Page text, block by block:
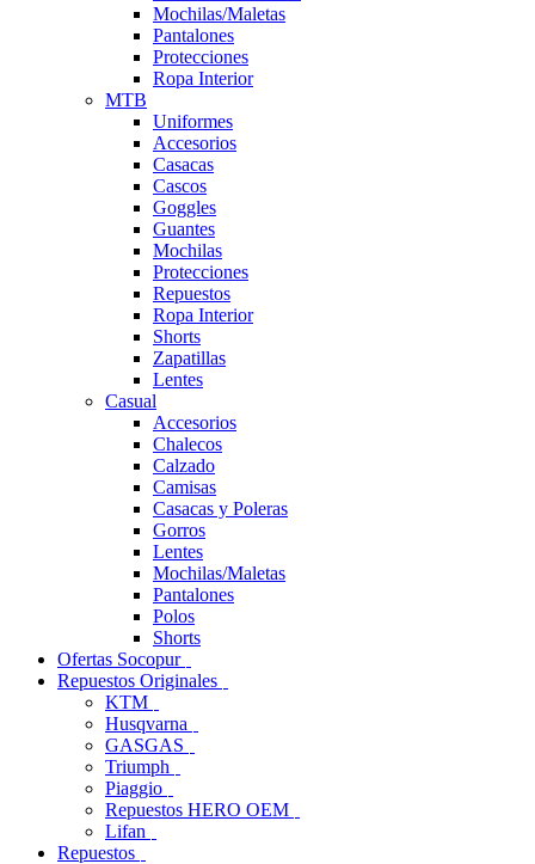
Mochilas/Maletas
Pantalones
Protecciones
Ropa Interior
MTB
Uniformes
Accesorios
Casacas
Cascos
Goggles
Guantes
Mochilas
Protecciones
Repuestos
Ropa Interior
Shorts
Zapatillas
Lentes
Casual
Accesorios
Chalecos
Calzado
Camisas
Casacas y Poleras
Gorros
Lentes
Mochilas/Maletas
Pantalones
Polos
Shorts
Ofertas Socopur
Repuestos Originales
KTM
Husqvarna
GASGAS
Triumph
Piaggio
Repuestos HERO OEM
Lifan
Repuestos